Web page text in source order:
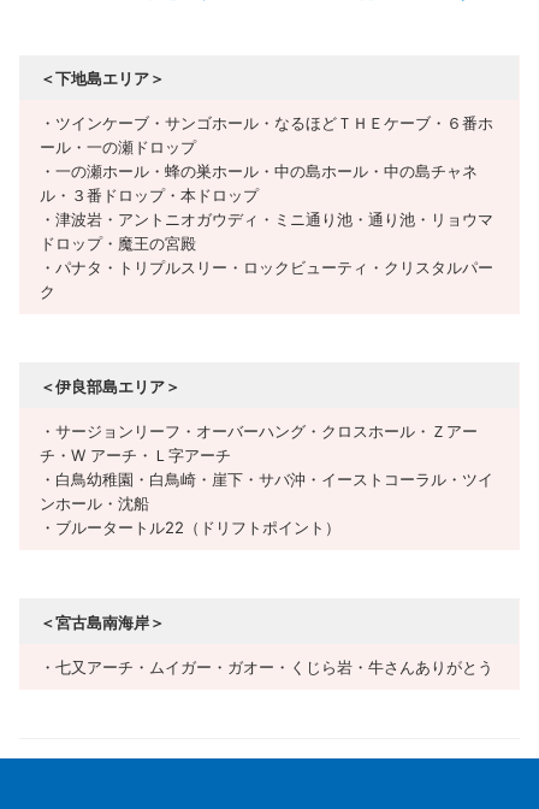
＜下地島エリア＞
・ツインケーブ・サンゴホール・なるほどＴＨＥケーブ・６番ホ
ール・一の瀬ドロップ
・一の瀬ホール・蜂の巣ホール・中の島ホール・中の島チャネ
ル・３番ドロップ・本ドロップ
・津波岩・アントニオガウディ・ミニ通り池・通り池・リョウマ
ドロップ・魔王の宮殿
・パナタ・トリプルスリー・ロックビューティ・クリスタルパー
ク
＜伊良部島エリア＞
・サージョンリーフ・オーバーハング・クロスホール・Ｚアー
チ・W アーチ・Ｌ字アーチ
・白鳥幼稚園・白鳥崎・崖下・サバ沖・イーストコーラル・ツイ
ンホール・沈船
・ブルータートル22（ドリフトポイント）
＜宮古島南海岸＞
・七又アーチ・ムイガー・ガオー・くじら岩・牛さんありがとう